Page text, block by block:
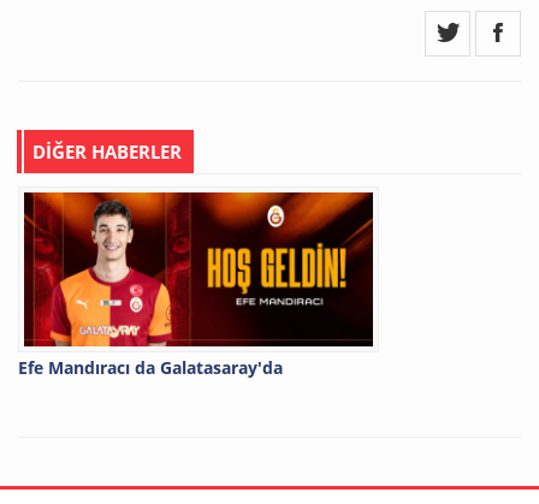
DİĞER HABERLER
Efe Mandıracı da Galatasaray'da